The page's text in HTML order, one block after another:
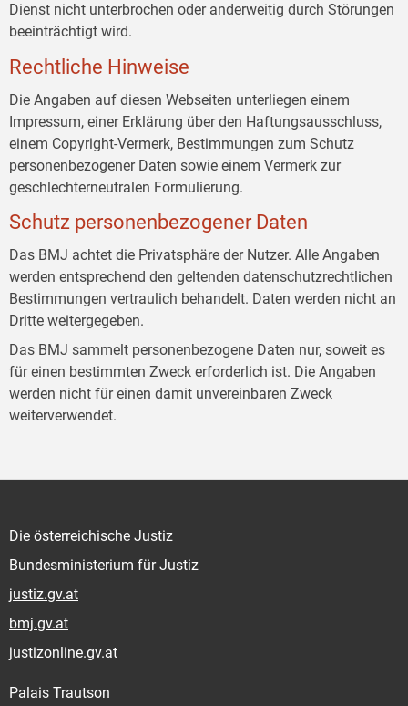
Dienst nicht unterbrochen oder anderweitig durch Störungen
beeinträchtigt wird.
Rechtliche Hinweise
Die Angaben auf diesen Webseiten unterliegen einem
Impressum, einer Erklärung über den Haftungsausschluss,
einem Copyright-Vermerk, Bestimmungen zum Schutz
personenbezogener Daten sowie einem Vermerk zur
geschlechterneutralen Formulierung.
Schutz personenbezogener Daten
Das BMJ achtet die Privatsphäre der Nutzer. Alle Angaben
werden entsprechend den geltenden datenschutzrechtlichen
Bestimmungen vertraulich behandelt. Daten werden nicht an
Dritte weitergegeben.
Das BMJ sammelt personenbezogene Daten nur, soweit es
für einen bestimmten Zweck erforderlich ist. Die Angaben
werden nicht für einen damit unvereinbaren Zweck
weiterverwendet.
Die österreichische Justiz
Bundesministerium für Justiz
justiz.gv.at
bmj.gv.at
justizonline.gv.at
Palais Trautson